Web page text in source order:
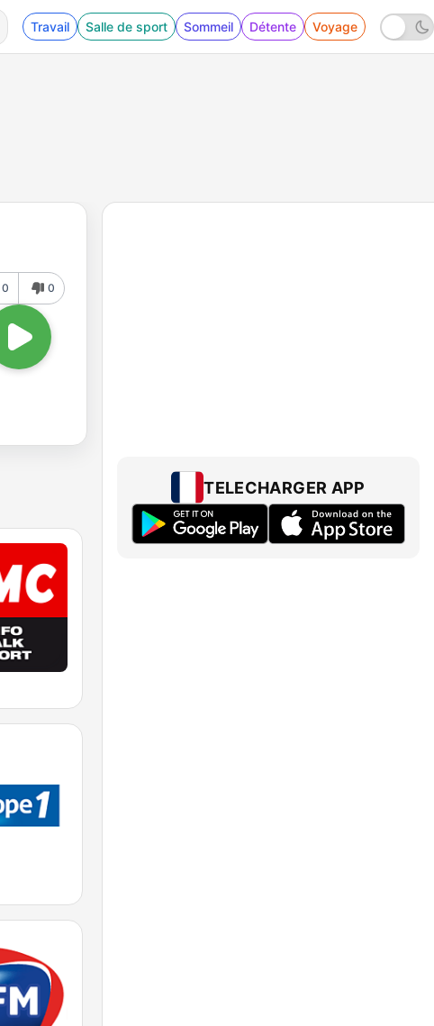
Travail Salle de sport Sommeil Détente Voyage
0 0
TELECHARGER APP